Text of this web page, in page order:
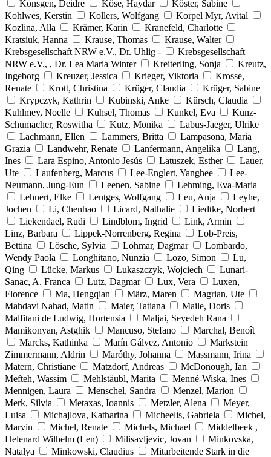
Könsgen, Deidre Köse, Haydar
Köster, Sabine
Kohlwes, Kerstin
Kollers, Wolfgang
Korpel Myr, Avital
Kozlina, Alla
Krämer, Karin
Kranefeld, Charlotte
Kratsiuk, Hanna
Krause, Thomas
Krause, Walter
Krebsgesellschaft NRW e.V., Dr. Uhlig -
Krebsgesellschaft
NRW e.V., , Dr. Lea Maria Winter
Kreiterling, Sonja
Kreutz,
Ingeborg
Kreuzer, Jessica Krieger, Viktoria
Krosse,
Renate
Krott, Christina Krüger, Claudia
Krüger, Sabine
Krypczyk, Kathrin
Kubinski, Anke
Kürsch, Claudia
Kuhlmey, Noelle
Kuhsel, Thomas Kunkel, Eva
Kunz-
Schumacher, Roswitha
Kutz, Monika
Labus-Jaeger, Ulrike
Lachmann, Ellen
Lammers, Britta
Lampasona, Maria
Grazia
Landwehr, Renate Lanfermann, Angelika
Lang,
Ines
Lara Espino, Antonio Jesús Latuszek, Esther
Lauer,
Ute
Laufenberg, Marcus Lee-Englert, Yanghee
Lee-
Neumann, Jung-Eun
Leenen, Sabine
Lehming, Eva-Maria
Lehnert, Elke
Lentges, Wolfgang Leu, Anja
Leyhe,
Jochen
Li, Chenhao Licard, Nathalie
Liedtke, Norbert
Liekendael, Rudi
Lindblom, Ingrid
Link, Armin
Linz, Barbara
Lippek-Norrenberg, Regina
Lob-Preis,
Bettina
Lösche, Sylvia Lohmar, Dagmar
Lombardo,
Wendy Paola
Longhitano, Nunzia Lozo, Simon
Lu,
Qing
Lücke, Markus Lukaszczyk, Wojciech
Lunari-
Sanac, A. Franca
Lutz, Dagmar Lux, Vera
Luxen,
Florence
Ma, Hengqian März, Maren
Magrian, Ute
Mahdavi Nahad, Matin
Maier, Tatiana
Maile, Doris
Malfitani de Ludwig, Hortensia
Maljai, Seyedeh Rana
Mamikonyan, Astghik
Mancuso, Stefano
Marchal, Benoît
Marcks, Kathinka
Marín Gálvez, Antonio
Markstein
Zimmermann, Aldrin
Maróthy, Johanna
Massmann, Irina
Matern, Christiane
Matzdorf, Andreas
McDonough, Ian
Mefteh, Wassim
Mehlstäubl, Marita
Menné-Wiska, Ines
Mennigen, Laura
Menschel, Sandra
Menzel, Marion
Merk, Silvia
Metaxas, Ioannis Metzler, Alena
Meyer,
Luisa
Michajlova, Katharina Micheelis, Gabriela
Michel,
Marvin
Michel, Renate Michels, Michael
Middelbeek ,
Helenard Wilhelm (Len)
Milisavljevic, Jovan
Minkovska,
Natalya
Minkowski, Claudius
Mitarbeitende Stark in die